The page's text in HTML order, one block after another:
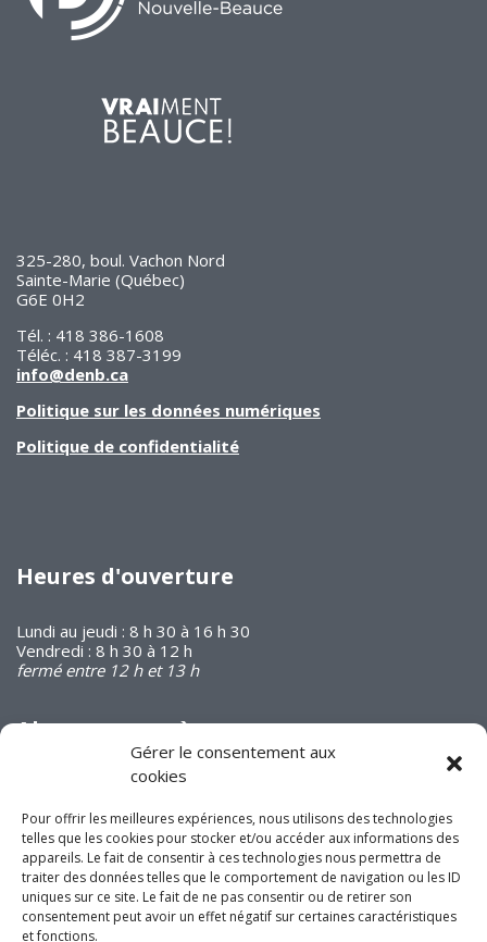
Gérer le consentement aux
cookies
Pour offrir les meilleures expériences, nous utilisons des technologies
telles que les cookies pour stocker et/ou accéder aux informations des
appareils. Le fait de consentir à ces technologies nous permettra de
traiter des données telles que le comportement de navigation ou les ID
uniques sur ce site. Le fait de ne pas consentir ou de retirer son
consentement peut avoir un effet négatif sur certaines caractéristiques
et fonctions.
325-280, boul. Vachon Nord
Sainte-Marie (Québec)
G6E 0H2
Tél. : 418 386-1608
Téléc. : 418 387-3199
info@denb.ca
Politique sur les données numériques
Politique de confidentialité
Heures d'ouverture
Lundi au jeudi : 8 h 30 à 16 h 30
Vendredi : 8 h 30 à 12 h
fermé entre 12 h et 13 h
Abonnez-vous à
notre infolettre
Joignez-vous à nous
sur les réseaux